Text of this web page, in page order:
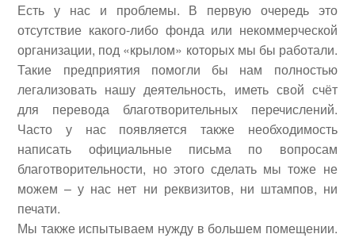
Есть у нас и проблемы. В первую очередь это
отсутствие какого-либо фонда или некоммерческой
организации, под «крылом» которых мы бы работали.
Такие предприятия помогли бы нам полностью
легализовать нашу деятельность, иметь свой счёт
для перевода благотворительных перечислений.
Часто у нас появляется также необходимость
написать официальные письма по вопросам
благотворительности, но этого сделать мы тоже не
можем – у нас нет ни реквизитов, ни штампов, ни
печати.
Мы также испытываем нужду в большем помещении.